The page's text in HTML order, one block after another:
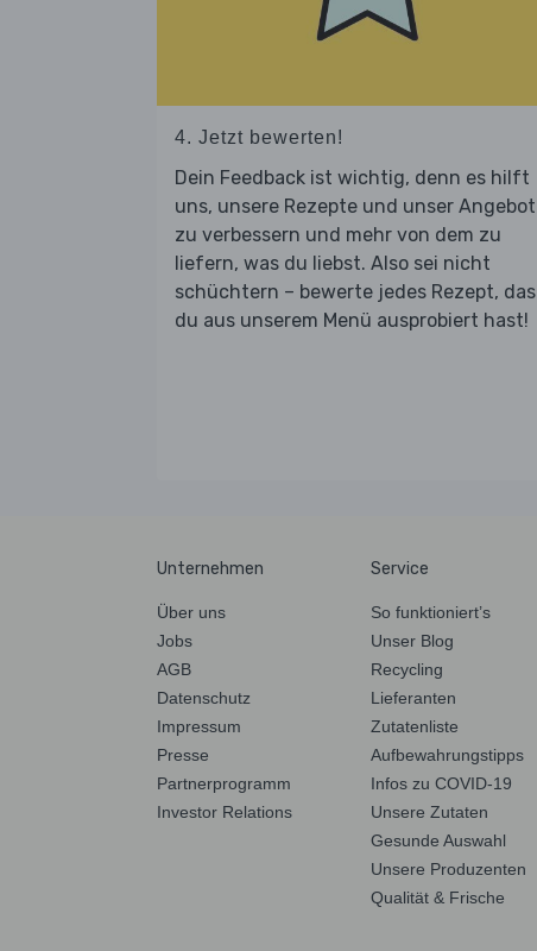
4. Jetzt bewerten!
Dein Feedback ist wichtig, denn es hilft
uns, unsere Rezepte und unser Angebot
zu verbessern und mehr von dem zu
liefern, was du liebst. Also sei nicht
schüchtern – bewerte jedes Rezept, das
du aus unserem Menü ausprobiert hast!
Unternehmen
Über uns
Jobs
AGB
Datenschutz
Impressum
Presse
Partnerprogramm
Investor Relations
Service
So funktioniert’s
Unser Blog
Recycling
Lieferanten
Zutatenliste
Aufbewahrungstipps
Infos zu COVID-19
Unsere Zutaten
Gesunde Auswahl
Unsere Produzenten
Qualität & Frische